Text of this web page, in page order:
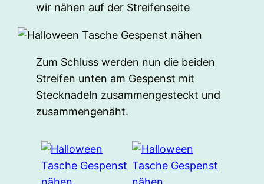
wir nähen auf der Streifenseite
Zum Schluss werden nun die beiden
Streifen unten am Gespenst mit
Stecknadeln zusammengesteckt und
zusammengenäht.